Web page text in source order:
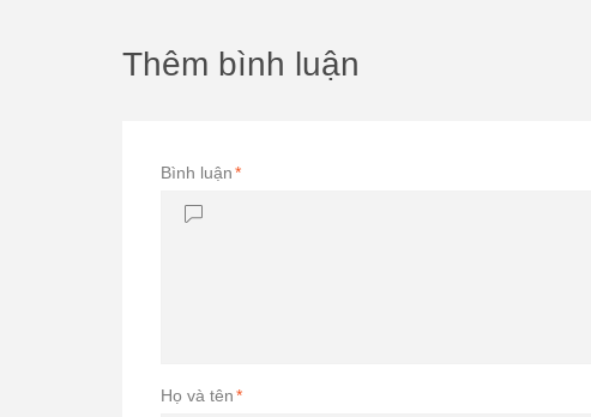
Thêm bình luận
Bình luận*
Họ và tên*